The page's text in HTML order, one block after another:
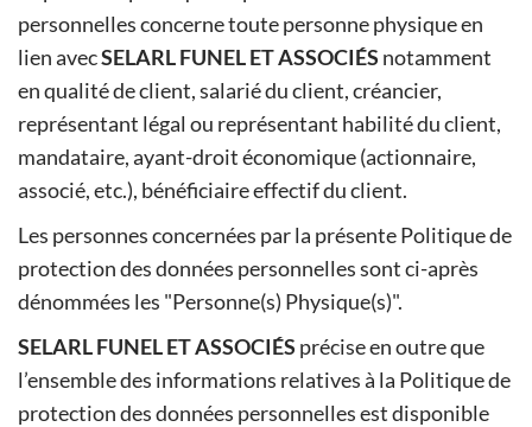
personnelles concerne toute personne physique en
lien avecSELARL FUNEL ET ASSOCIÉS notamment
en qualité de client, salarié du client, créancier,
représentant légal ou représentant habilité du client,
mandataire, ayant-droit économique (actionnaire,
associé, etc.), bénéficiaire effectif du client.
Les personnes concernées par la présente Politique de
protection des données personnelles sont ci-après
dénommées les "Personne(s) Physique(s)".
SELARL FUNEL ET ASSOCIÉS précise en outre que
l’ensemble des informations relatives à la Politique de
protection des données personnelles est disponible